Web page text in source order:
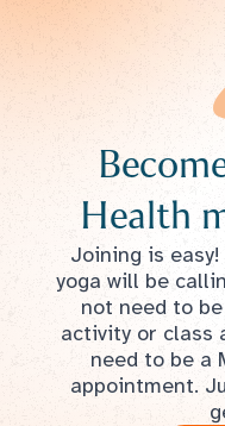
Health
Joining is
yoga will be
not need to
activity or class
need to be a
appointment.